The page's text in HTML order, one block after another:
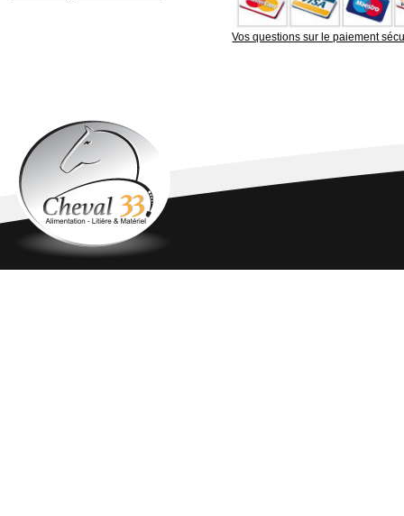
Vos questions sur le paiement